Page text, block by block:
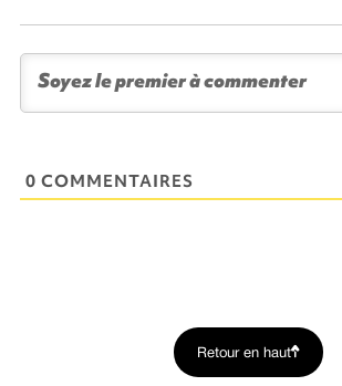
0 COMMENTAIRES
Retour en haut